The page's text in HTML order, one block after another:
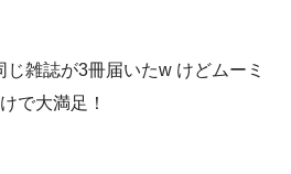
雑誌が3冊届いたw けどムーミ
で大満足！